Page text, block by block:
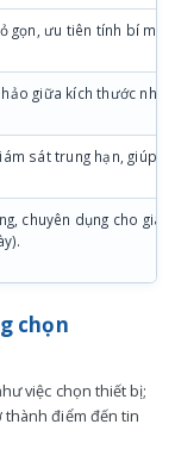
gọn, ưu tiên tính bí mật
giữa kích thước nhỏ
sát trung hạn, giúp
chuyên dụng cho
chọn
việc chọn thiết bị;
thành điểm đến tin